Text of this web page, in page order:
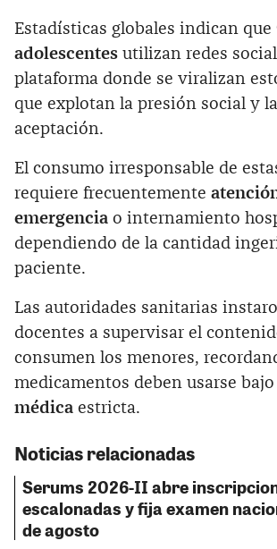
Estadísticas globales indican que
adolescentes utilizan redes
plataforma donde se viralizan
que explotan la presión social y
aceptación.
El consumo irresponsable de
requiere frecuentemente
emergencia o internamiento
dependiendo de la cantidad
paciente.
Las autoridades sanitarias
docentes a supervisar el
consumen los menores,
medicamentos deben usarse bajo
médica estricta.
Noticias relacionadas
Serums 2026-II abre
escalonadas y fija examen
de agosto